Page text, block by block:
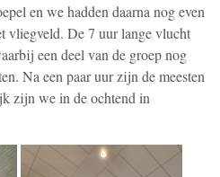
en we hadden daarna nog even
vliegveld. De 7 uur lange vlucht
een deel van de groep nog
Na een paar uur zijn de meesten
zijn we in de ochtend in